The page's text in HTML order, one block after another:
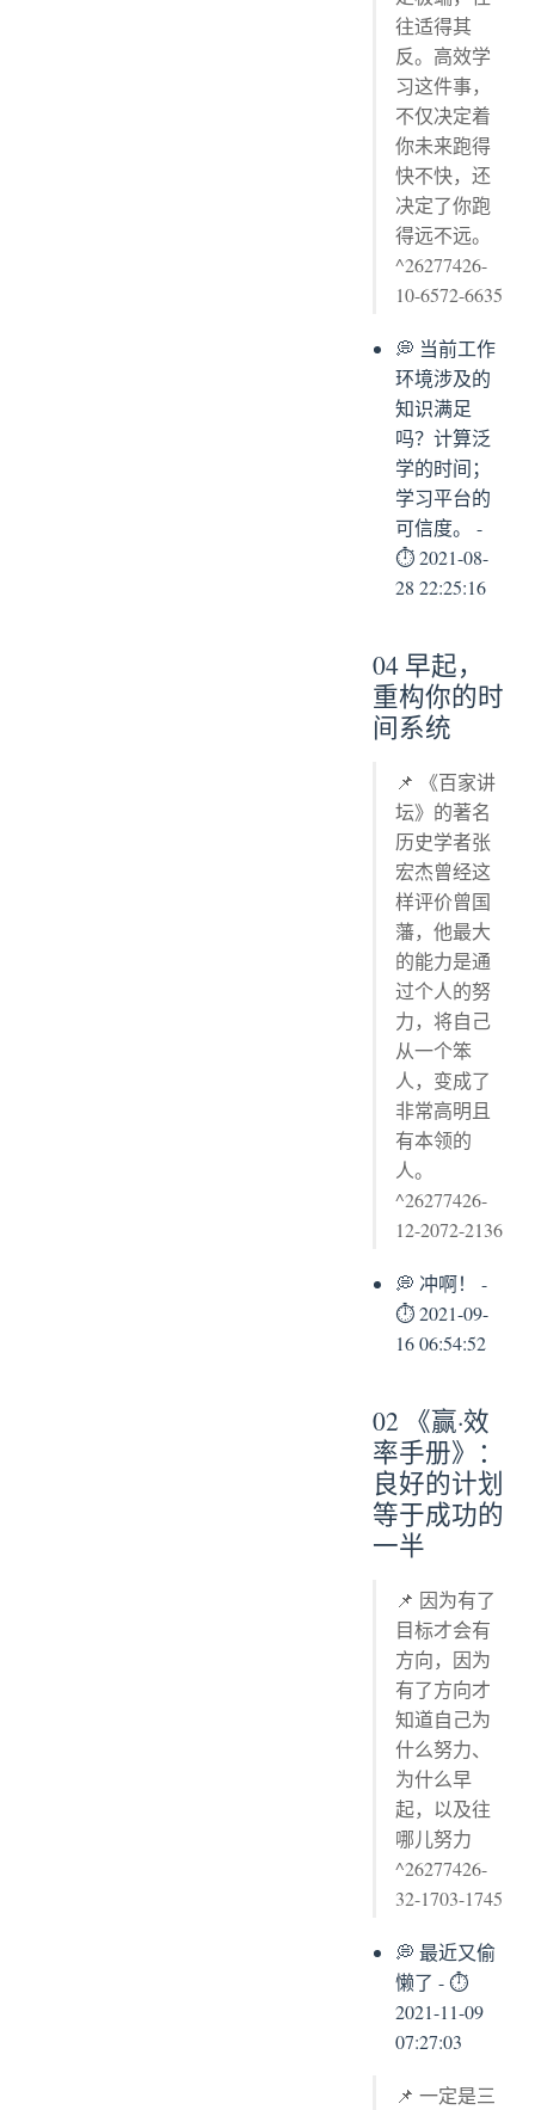
往适得其
反。高效学
习这件事，
不仅决定着
你未来跑得
快不快，还
决定了你跑
得远不远。
^26277426-
10-6572-6635
💭 当前工作
环境涉及的
知识满足
吗？计算泛
学的时间；
学习平台的
可信度。 -
⏱ 2021-08-
28 22:25:16
04 早起，
重构你的时
间系统
📌 《百家讲
坛》的著名
历史学者张
宏杰曾经这
样评价曾国
藩，他最大
的能力是通
过个人的努
力，将自己
从一个笨
人，变成了
非常高明且
有本领的
人。
^26277426-
12-2072-2136
💭 冲啊！ -
⏱ 2021-09-
16 06:54:52
02 《赢·效
率手册》：
良好的计划
等于成功的
一半
📌 因为有了
目标才会有
方向，因为
有了方向才
知道自己为
什么努力、
为什么早
起，以及往
哪儿努力
^26277426-
32-1703-1745
💭 最近又偷
懒了 - ⏱
2021-11-09
07:27:03
📌 一定是三